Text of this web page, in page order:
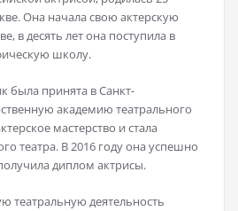
Она начала свою актерскую
в десять лет она поступила в
школу.
была принята в Санкт-
академию театрального
мастерство и стала
театра. В 2016 году она успешно
диплом актрисы.
театральную деятельность